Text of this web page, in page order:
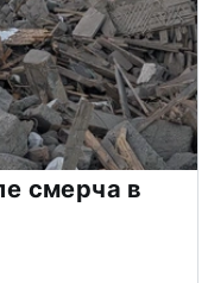
смерча в